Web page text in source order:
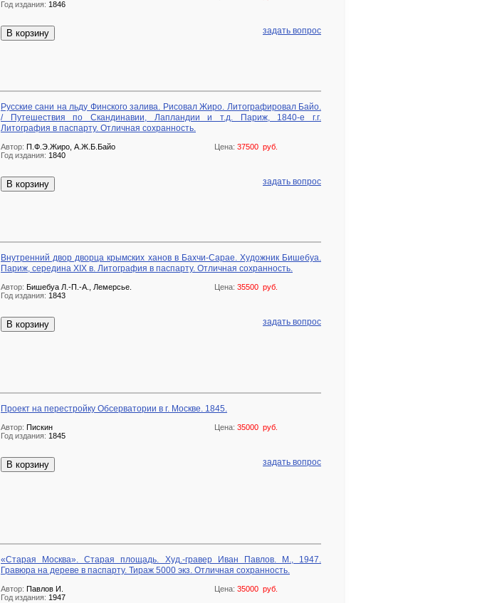
Год издания: 1846
В корзину задать вопрос
Русские сани на льду Финского залива. Рисовал Жиро. Литографировал Байо.
/ Путешествия по Скандинавии, Лапландии и т.д. Париж, 1840-е г.г.
Литография в паспарту. Отличная сохранность.
Цена: 37500 руб.
Автор: П.Ф.Э.Жиро, А.Ж.Б.Байо
Год издания: 1840
В корзину задать вопрос
Внутренний двор дворца крымских ханов в Бахчи-Сарае. Художник Бишебуа.
Париж, середина XIX в. Литография в паспарту. Отличная сохранность.
Цена: 35500 руб.
Автор: Бишебуа Л.-П.-А., Лемерсье.
Год издания: 1843
В корзину задать вопрос
Проект на перестройку Обсерватории в г. Москве. 1845.
Цена: 35000 руб.
Автор: Пискин
Год издания: 1845
В корзину задать вопрос
«Старая Москва». Старая площадь. Худ.-гравер Иван Павлов. М., 1947.
Гравюра на дереве в паспарту. Тираж 5000 экз. Отличная сохранность.
Цена: 35000 руб.
Автор: Павлов И.
Год издания: 1947